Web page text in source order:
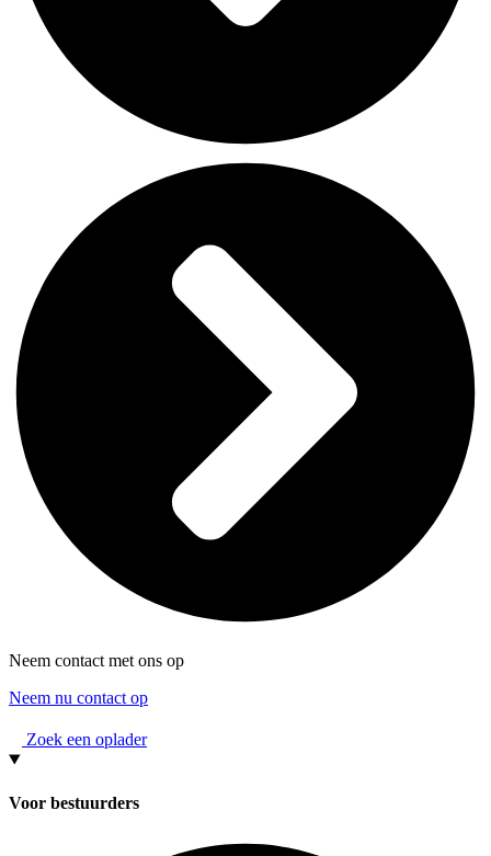
Neem contact met ons op
Neem nu contact op
Zoek een oplader
Voor bestuurders